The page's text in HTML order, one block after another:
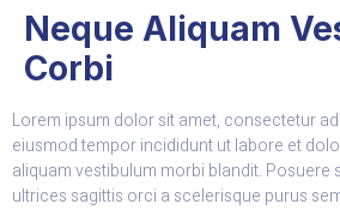
Neque Aliquam
Corbi
Lorem ipsum dolor sit amet, consectetur
eiusmod tempor incididunt ut labore et
aliquam vestibulum morbi blandit. Posuere
ultrices sagittis orci a scelerisque purus